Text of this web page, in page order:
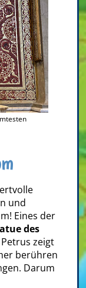
und
Eines der
des
zeigt
berühren
Darum